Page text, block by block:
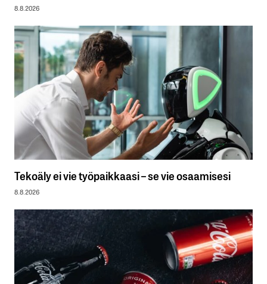
8.8.2026
Tekoäly ei vie työpaikkaasi – se vie osaamisesi
8.8.2026